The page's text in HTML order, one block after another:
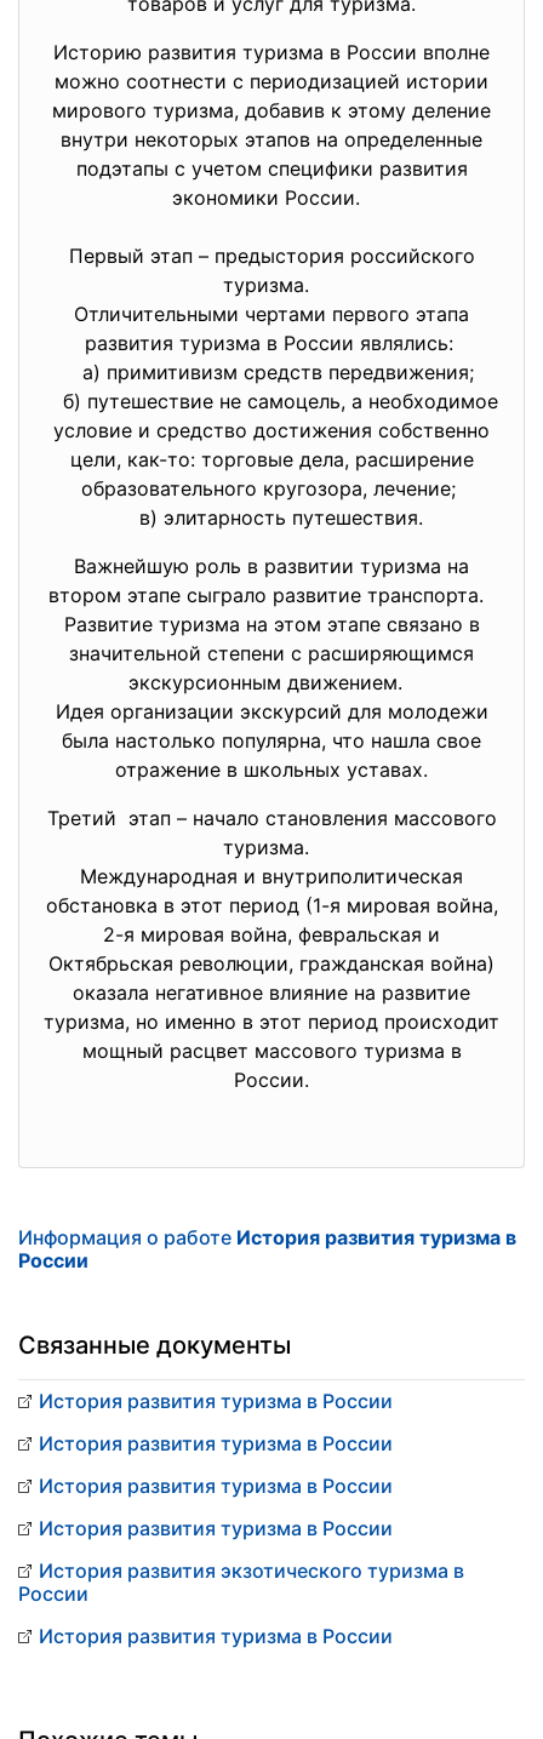
Историю развития туризма в России вполне
можно соотнести с периодизацией истории
мирового туризма, добавив к этому деление
внутри некоторых этапов на определенные
подэтапы с учетом специфики развития
экономики России.
Первый этап – предыстория российского
туризма.
Отличительными чертами первого этапа
развития туризма в России являлись:
а) примитивизм средств передвижения;
б) путешествие не самоцель, а необходимое
условие и средство достижения собственно
цели, как-то: торговые дела, расширение
образовательного кругозора, лечение;
в) элитарность путешествия.
Важнейшую роль в развитии туризма на
втором этапе сыграло развитие транспорта.
Развитие туризма на этом этапе связано в
значительной степени с расширяющимся
экскурсионным движением.
Идея организации экскурсий для молодежи
была настолько популярна, что нашла свое
отражение в школьных уставах.
Третий этап – начало становления массового
туризма.
Международная и внутриполитическая
обстановка в этот период (1-я мировая война,
2-я мировая война, февральская и
Октябрьская революции, гражданская война)
оказала негативное влияние на развитие
туризма, но именно в этот период происходит
мощный расцвет массового туризма в
России.
Информация о работе История развития туризма в
России
Связанные документы
История развития туризма в России
История развития туризма в России
История развития туризма в России
История развития туризма в России
История развития экзотического туризма в
России
История развития туризма в России